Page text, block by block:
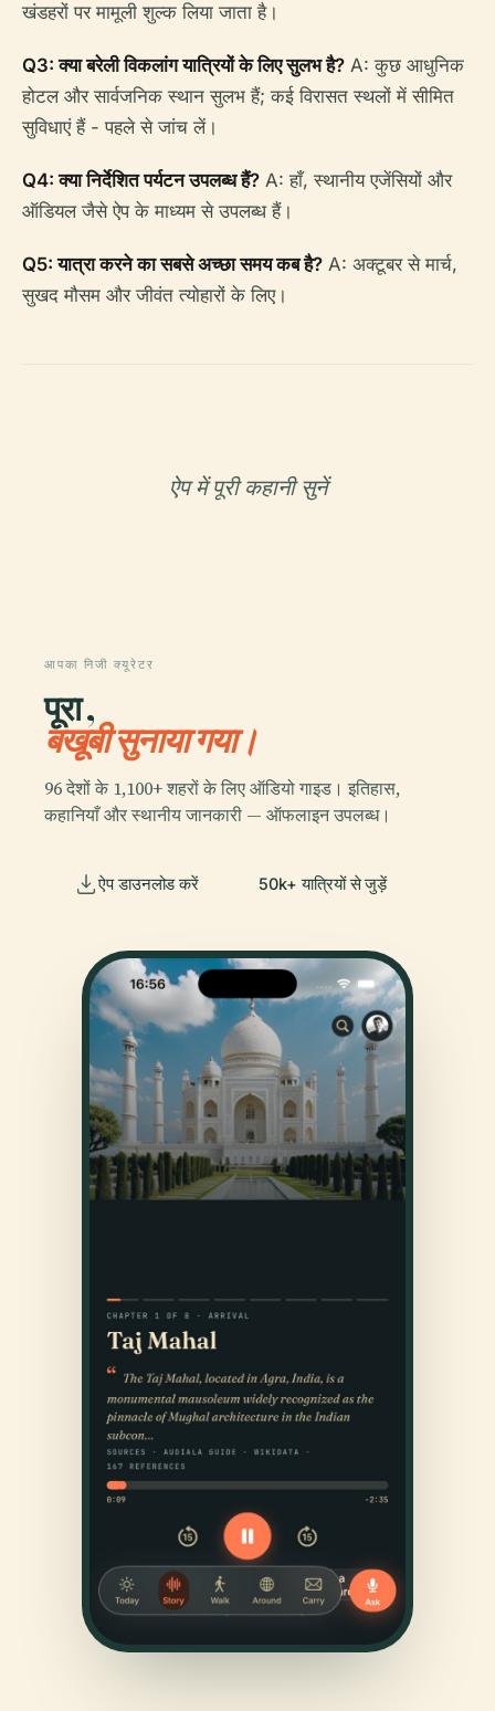
खंडहरों पर मामूली शुल्क लिया जाता है।
Q3: क्या बरेली विकलांग यात्रियों के लिए सुलभ है? A: कुछ आधुनिक
होटल और सार्वजनिक स्थान सुलभ हैं; कई विरासत स्थलों में सीमित
सुविधाएं हैं - पहले से जांच लें।
Q4: क्या निर्देशित पर्यटन उपलब्ध हैं? A: हाँ, स्थानीय एजेंसियों और
ऑडियल जैसे ऐप के माध्यम से उपलब्ध हैं।
Q5: यात्रा करने का सबसे अच्छा समय कब है? A: अक्टूबर से मार्च,
सुखद मौसम और जीवंत त्योहारों के लिए।
ऐप में पूरी कहानी सुनें
आपका निजी क्यूरेटर
पूरा ,
बखूबी सुनाया गया।
96 देशों के 1,100+ शहरों के लिए ऑडियो गाइड। इतिहास,
कहानियाँ और स्थानीय जानकारी — ऑफलाइन उपलब्ध।
ऐप डाउनलोड करें 50k+ यात्रियों से जुड़ें